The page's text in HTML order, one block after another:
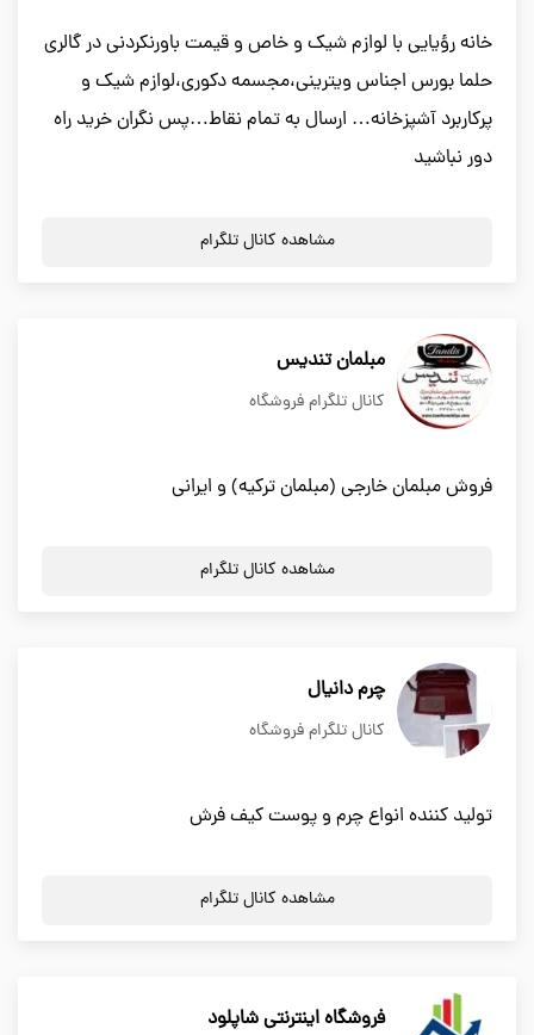
خانه رؤیایی با لوازم شیک و خاص و قیمت باورنکردنی در گالری
حلما بورس اجناس ویترینی،مجسمه دکوری،لوازم شیک و
پرکاربرد آشپزخانه… ارسال به تمام نقاط…پس نگران خرید راه
دور نباشید
مشاهده کانال تلگرام
مبلمان تندیس
کانال تلگرام فروشگاه
فروش مبلمان خارجی (مبلمان ترکیه) و ایرانی
مشاهده کانال تلگرام
چرم دانیال
کانال تلگرام فروشگاه
تولید کننده انواع چرم و پوست کیف فرش
مشاهده کانال تلگرام
فروشگاه اینترنتی شاپلود